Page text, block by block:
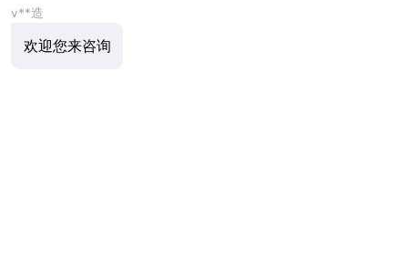
v**造
欢迎您来咨询